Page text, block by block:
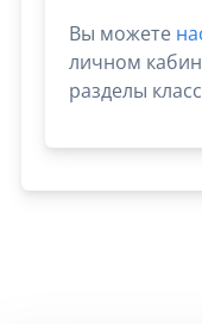
Вы можете
личном
разделы